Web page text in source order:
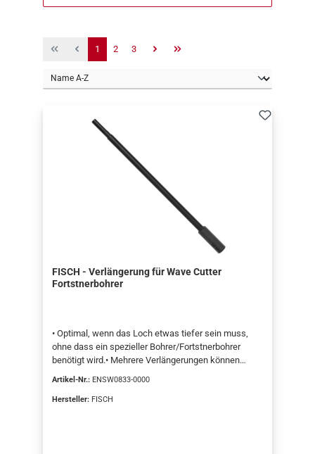
Seite
1 Seite
2 Seite
3
FISCH - Verlängerung für Wave Cutter
Fortstnerbohrer
• Optimal, wenn das Loch etwas tiefer sein muss,
ohne dass ein spezieller Bohrer/Fortstnerbohrer
benötigt wird.• Mehrere Verlängerungen können
IGM Wave Fortstnerbohrer oder IGM Kunstbohrer.
Artikel-Nr.: ENSW0833-0000
Hersteller: FISCH